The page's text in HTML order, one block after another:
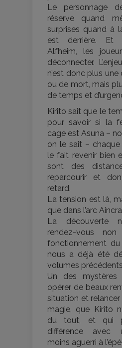
Le personnage
réserve quand
surprises quand à
est derrière. Et
Alfheim, les
déconnecter.
n’est donc plus
ou de mort, mais
de temps et
Kirito sait que le
pour savoir si la
cage est Asuna –
on le sait –
le fait revenir bien
sont des
reparcourir et
retard.
La tension est là,
que dans l’arc
La découverte
rendez-vous
fonctionnement
nous a déjà été
volumes
Un des mystères
opérer de beaux
situation et
magie, que Kirito
du tout, et qui
différence avec
moins aguerri à